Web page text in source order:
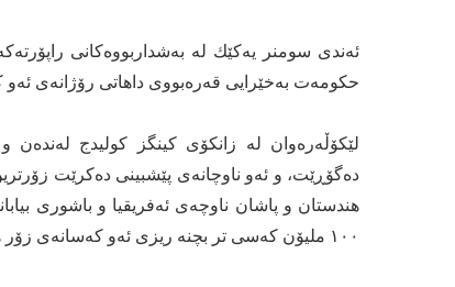
ئه‌ندی سومنر یه‌كێك له ‌به‌شداربووه‌كانی
حكومه‌ت به‌خێرایی قه‌ره‌بووی داهاتی رۆژانه‌ی ئه‌و
لێكۆڵه‌ره‌وان له‌ زانكۆی كینگز كولیدج له‌نده‌ن
ده‌گۆڕێت، و ئه‌و ناوچانه‌ی پێشبینی ده‌كرێت
١٠٠ ملیۆن كه‌سی تر بچنه‌ ریزی ئه‌و كه‌سانه‌ی زۆر هه‌ژارن.